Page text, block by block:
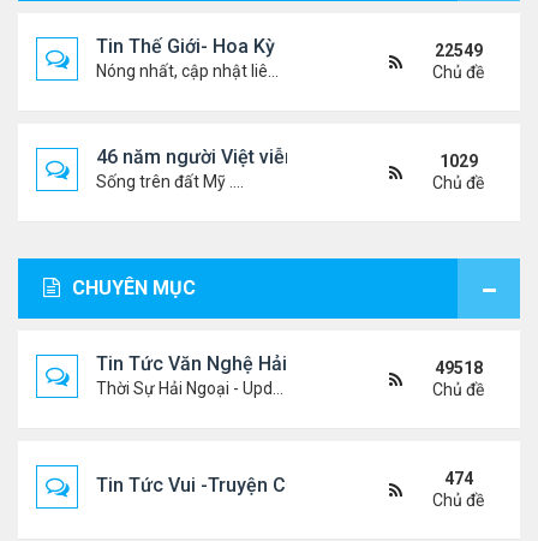
Tin Thế Giới- Hoa Kỳ
22549
Chủ đề
46 năm người Việt viễn xứ
Sống trên đất Mỹ ....
1029
Chủ đề
CHUYÊN MỤC
Tin Tức Văn Nghệ Hải Ngoại
49518
Chủ đề
Tin Tức Vui -Truyện Cười- Video Hài
474
Chủ đề